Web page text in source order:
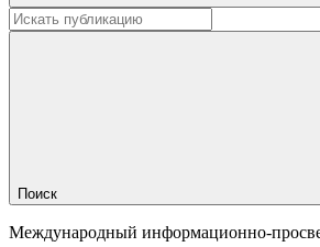
Поиск
Международный информационно-